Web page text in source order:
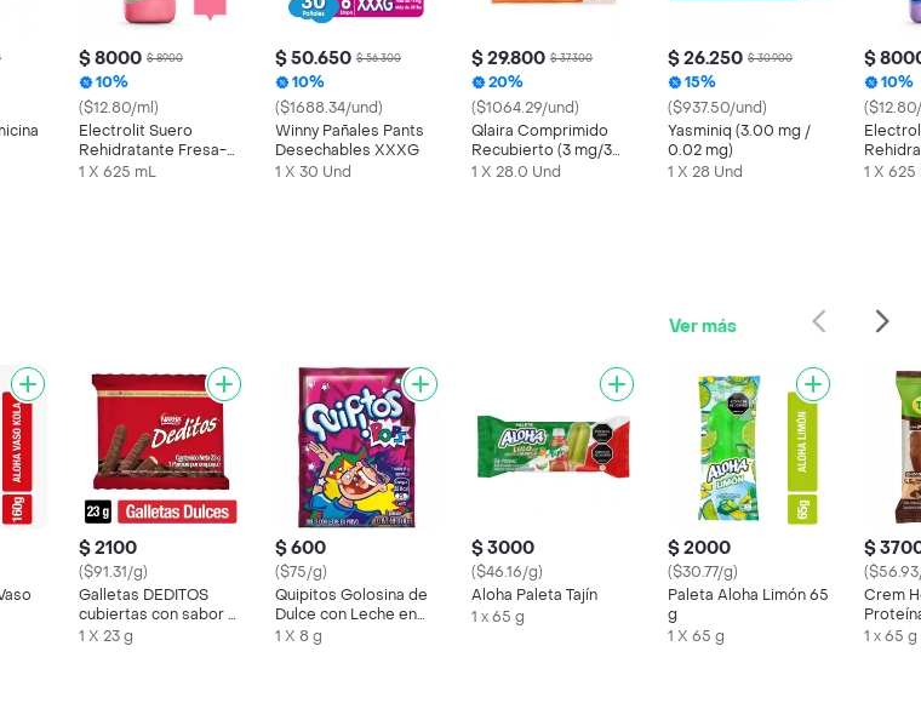
$ 8000 $ 8900
10%
($12.80/ml)
Electrolit Suero
Rehidratante Fresa-
Kiwi
1 X 625 mL
$ 50.650 $ 56.300
10%
($1688.34/und)
Winny Pañales Pants
Desechables XXXG
1 X 30 Und
$ 29.800 $ 37.300
20%
($1064.29/und)
Qlaira Comprimido
Recubierto (3 mg/3
mg)
1 X 28.0 Und
$ 26.250 $ 30.900
15%
($937.50/und)
Yasminiq (3.00 mg /
0.02 mg)
1 X 28 Und
$
10%
Azul
1 X 625
Ver más
$ 2100
($91.31/g)
Galletas DEDITOS
cubiertas con sabor a
chocolate x 23g
1 X 23 g
$ 600
($75/g)
Quipitos Golosina de
Dulce con Leche en
Polvo Pops
1 X 8 g
$ 3000
($46.16/g)
Aloha Paleta Tajín
1 x 65 g
$ 2000
($30.77/g)
Paleta Aloha Limón 65
g
1 X 65 g
$
Crem
Tosh
1 x 65 g